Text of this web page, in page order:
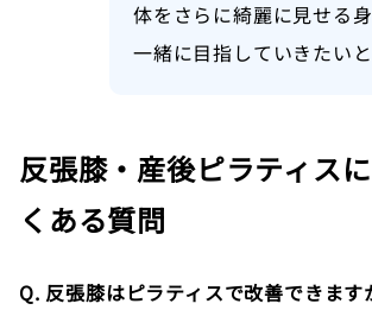
体をさらに綺麗に見せる
一緒に目指していきたい
反張膝・産後ピラティス
くある質問
Q. 反張膝はピラティスで改善できます